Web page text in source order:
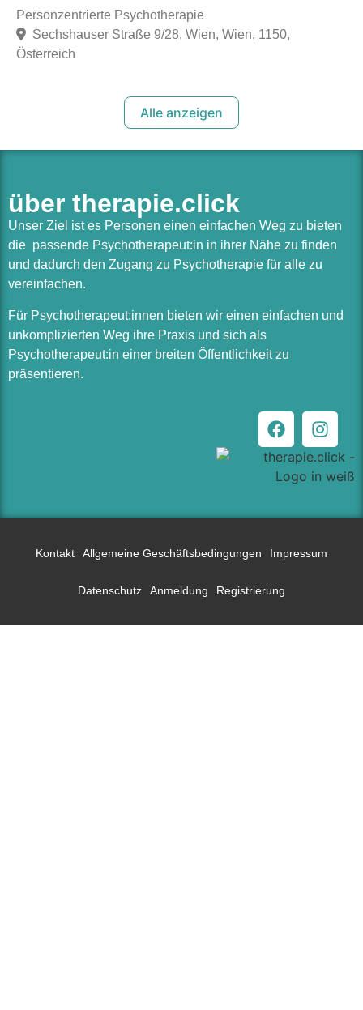
Personzentrierte Psychotherapie
Sechshauser Straße 9/28, Wien, Wien, 1150,
Österreich
Alle anzeigen
über therapie.click
Unser Ziel ist es Personen einen einfachen Weg zu bieten
die passende Psychotherapeut:in in ihrer Nähe zu finden
und dadurch den Zugang zu Psychotherapie für alle zu
vereinfachen.
Für Psychotherapeut:innen bieten wir einen einfachen und
unkomplizierten Weg ihre Praxis und sich als
Psychotherapeut:in einer breiten Öffentlichkeit zu
präsentieren.
Kontakt Allgemeine Geschäftsbedingungen Impressum
Datenschutz Anmeldung Registrierung